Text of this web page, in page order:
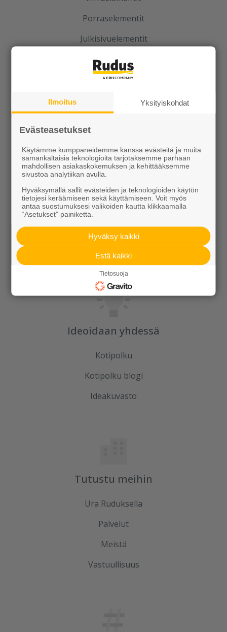
Porraselementit
Julkisivuelementit
Elpo-hormit
Louhinta, murskaus, esirakentaminen
Uutiset
Referenssit
Tilaa uutiskirje
Ideoidaan yhdessä
Kotipolku
Kotipolku blogi
Ideakuvasto
Tutustu meihin
Ura Ruduksella
Palvelut
Meistä
Vastuullisuus
Ilmoitus Yksityiskohdat
Evästeasetukset
Käytämme kumppaneidemme kanssa evästeitä ja muita
samankaltaisia teknologioita tarjotaksemme parhaan
mahdollisen asiakaskokemuksen ja kehittääksemme
sivustoa analytiikan avulla.
Hyväksymällä sallit evästeiden ja teknologioiden käytön
tietojesi keräämiseen sekä käyttämiseen. Voit myös
antaa suostumuksesi valikoiden kautta klikkaamalla
“Asetukset” painiketta.
Hyväksy kaikki
Estä kaikki
Tietosuoja